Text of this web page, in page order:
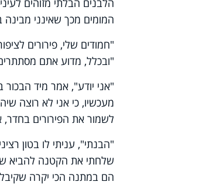
הלבנים הבלתי מזוהים
המומים מכך שאינני
"חמודים שלי, פירורים
"ובכלל, מדוע אתם
"אני יודע", אמר מיד
מעכשיו, כי אני לא רוצה
לשמור את הפירורים בחדר,
"הבנתי", עניתי לו בטון
שלחתי את הקטנה להביא
הם במתנה הכי יקרה